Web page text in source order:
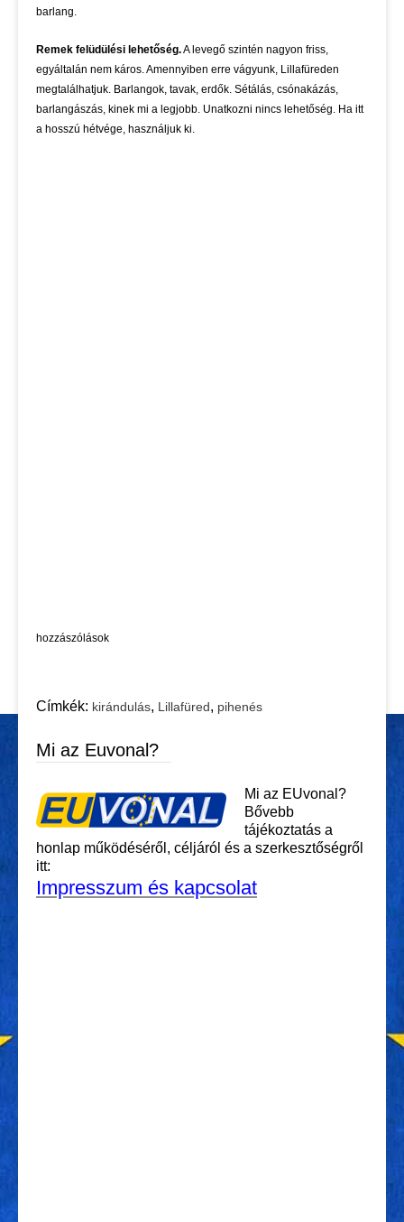
barlang.
Remek felüdülési lehetőség.A levegő szintén nagyon friss,
egyáltalán nem káros. Amennyiben erre vágyunk, Lillafüreden
megtalálhatjuk. Barlangok, tavak, erdők. Sétálás, csónakázás,
barlangászás, kinek mi a legjobb. Unatkozni nincs lehetőség. Ha itt
a hosszú hétvége, használjuk ki.
hozzászólások
Címkék: kirándulás, Lillafüred, pihenés
Mi az Euvonal?
Mi az EUvonal?
Bővebb
tájékoztatás a
honlap működéséről, céljáról és a szerkesztőségről
itt:
Impresszum és kapcsolat